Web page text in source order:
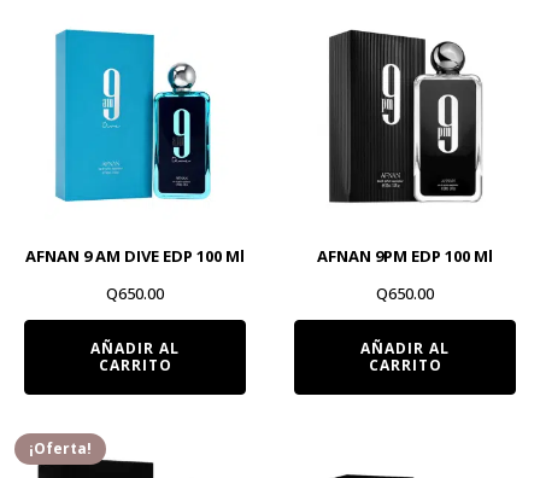
AFNAN 9 AM DIVE EDP 100 Ml
Q650.00
AÑADIR AL
CARRITO
AFNAN 9PM EDP 100 Ml
Q650.00
AÑADIR AL
CARRITO
¡Oferta!